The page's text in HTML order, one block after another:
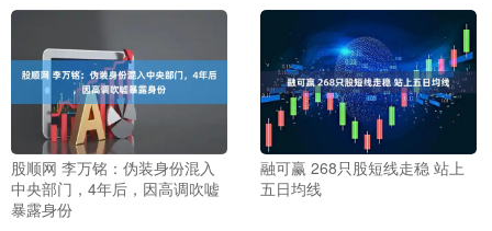
股顺网 李万铭：伪装身份混入
中央部门，4年后，因高调吹嘘
暴露身份
融可赢 268只股短线走稳 站上
五日均线